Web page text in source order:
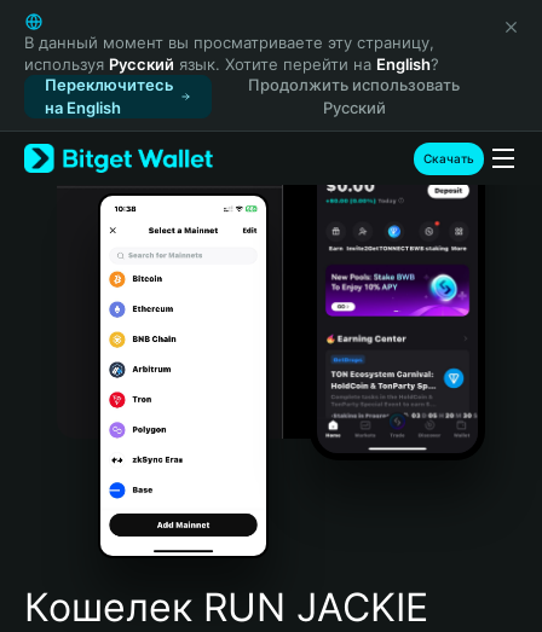
English
日本語
Tiếng Việt
Русский
Español (Latinoamérica)
Türkçe
Italiano
Português (Portugal)
Bahasa Indonesia
Português (Brasil)
Español (Argentina)
В данный момент вы просматриваете эту страницу,
используя Русский язык. Хотите перейти на English?
Переключитесь
на English
Продолжить использовать
Русский
Скачать
Кошелек RUN JACKIE